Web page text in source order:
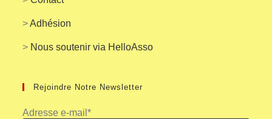
>Adhésion
> Nous soutenir via HelloAsso
Rejoindre Notre Newsletter
Adresse e-mail*